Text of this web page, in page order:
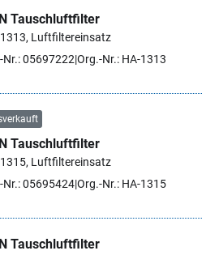
Tauschluftfilter
Luftfiltereinsatz
Nr.: 05697222 Org.-Nr.: HA-1313
Tauschluftfilter
Luftfiltereinsatz
Nr.: 05695424Org.-Nr.: HA-1315
Tauschluftfilter